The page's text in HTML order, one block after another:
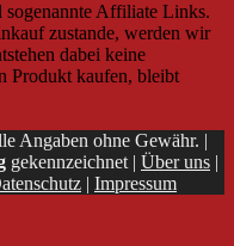
Affiliate Links.
zustande, werden wir
dabei keine
Produkt kaufen, bleibt
Angaben ohne Gewähr. |
gekennzeichnet | Über uns |
| Impressum